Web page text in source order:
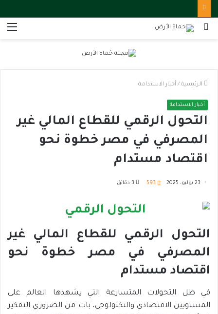
بحث
الرئيسية / أخبار الاستدامة
أخبار الاستدامة
التحول الرقمي للقطاع المالي غير
المصرفي في مصر خطوة نحو
اقتصاد مستدام
23 يوليو، 2025 593
التحول الرقمي للقطاع المالي غير
المصرفي في مصر خطوة نحو
اقتصاد مستدام
في ظل التحولات المتسارعة التي يشهدها العالم على
المستويين الاقتصادي والتكنولوجي، بات من الضروري التفكير